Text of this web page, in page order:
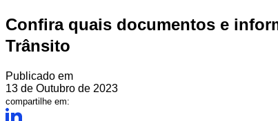
Confira quais documentos e
Trânsito
Publicado em
13 de Outubro de 2023
compartilhe em: